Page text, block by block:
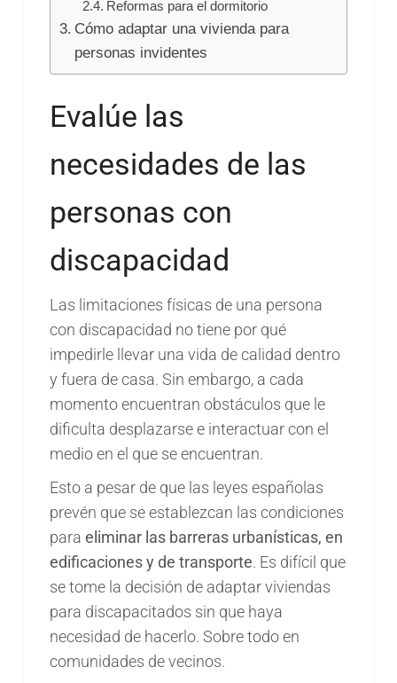
Reformas para el dormitorio
Cómo adaptar una vivienda para
personas invidentes
Evalúe las
necesidades de las
personas con
discapacidad
Las limitaciones físicas de una persona
con discapacidad no tiene por qué
impedirle llevar una vida de calidad dentro
y fuera de casa. Sin embargo, a cada
momento encuentran obstáculos que le
dificulta desplazarse e interactuar con el
medio en el que se encuentran.
Esto a pesar de que las leyes españolas
prevén que se establezcan las condiciones
para eliminar las barreras urbanísticas, en
edificaciones y de transporte. Es difícil que
se tome la decisión de adaptar viviendas
para discapacitados sin que haya
necesidad de hacerlo. Sobre todo en
comunidades de vecinos.